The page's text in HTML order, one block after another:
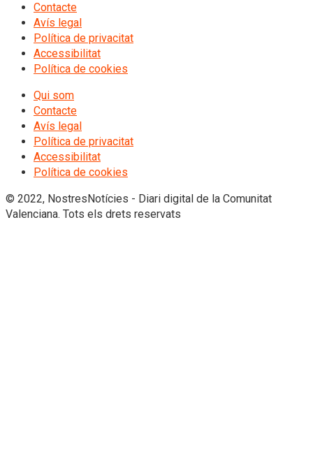
Contacte
Avís legal
Política de privacitat
Accessibilitat
Política de cookies
Qui som
Contacte
Avís legal
Política de privacitat
Accessibilitat
Política de cookies
© 2022, NostresNotícies - Diari digital de la Comunitat
Valenciana. Tots els drets reservats